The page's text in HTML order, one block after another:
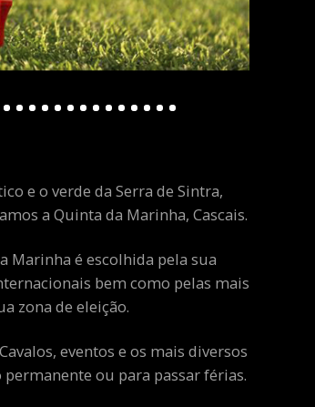
e o verde da Serra de Sintra,
a Quinta da Marinha, Cascais.
Marinha é escolhida pela sua
bem como pelas mais
zona de eleição.
eventos e os mais diversos
ou para passar férias.